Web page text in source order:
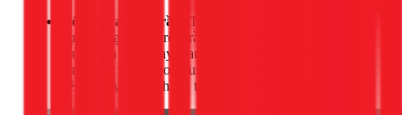
Đối với ray âm trần:
Thợ sẽ dùng máy cắt chuyên
dụng để tạo rãnh trên trần thạch cao theo đúng kích
thước của thanh ray. Sau đó, thanh ray được bắt vít cố
định chắc chắn vào khung xương thạch cao, đảm bảo
bề mặt ray bằng phẳng tuyệt đối với mặt trần.